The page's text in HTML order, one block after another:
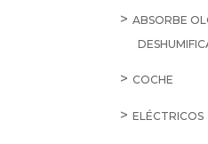
ABSORBE
COCHE
ELÉCTRICOS